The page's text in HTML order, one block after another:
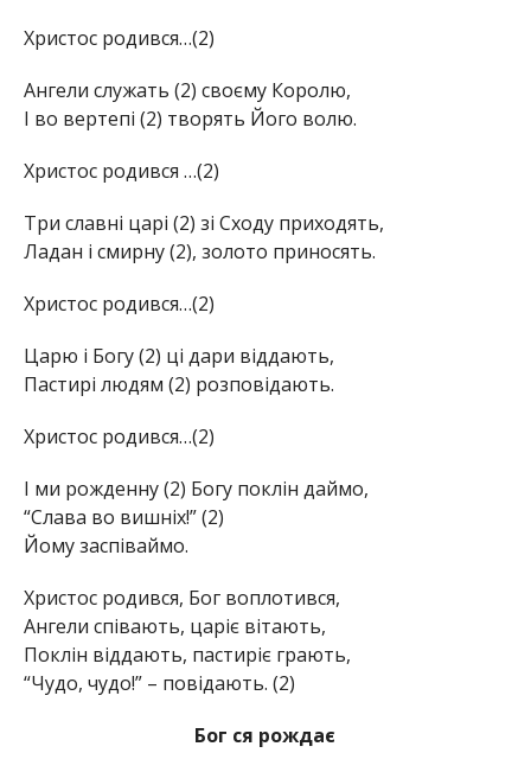
Христос родився…(2)
Ангели служать (2) своєму Королю,
І во вертепі (2) творять Його волю.
Христос родився …(2)
Три славні царі (2) зі Сходу приходять,
Ладан і смирну (2), золото приносять.
Христос родився…(2)
Царю і Богу (2) ці дари віддають,
Пастирі людям (2) розповідають.
Христос родився…(2)
І ми рожденну (2) Богу поклін даймо,
“Слава во вишніх!” (2)
Йому заспіваймо.
Христос родився, Бог воплотився,
Ангели співають, царіє вітають,
Поклін віддають, пастиріє грають,
“Чудо, чудо!” – повідають. (2)
Бог ся рождає